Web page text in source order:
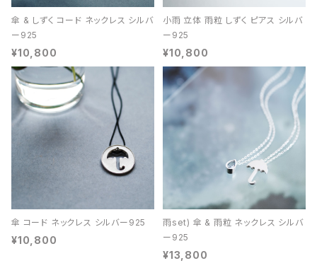
傘 & しずく コード ネックレス シルバ
ー925
¥10,800
小雨 立体 雨粒 しずく ピアス シルバ
ー925
¥10,800
傘 コード ネックレス シルバー925
¥10,800
雨set) 傘 & 雨粒 ネックレス シルバ
ー925
¥13,800